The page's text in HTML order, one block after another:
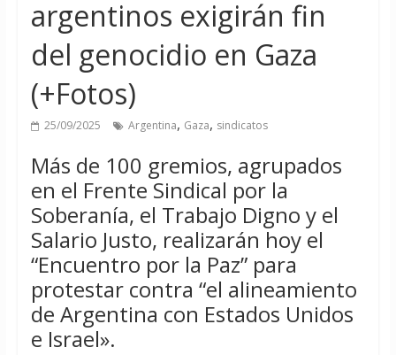
argentinos exigirán fin
del genocidio en Gaza
(+Fotos)
25/09/2025 Argentina, Gaza, sindicatos
Más de 100 gremios, agrupados
en el Frente Sindical por la
Soberanía, el Trabajo Digno y el
Salario Justo, realizarán hoy el
“Encuentro por la Paz” para
protestar contra “el alineamiento
de Argentina con Estados Unidos
e Israel».